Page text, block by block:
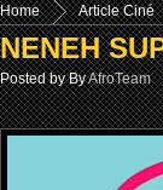
Home Article Ciné
NENEH
Posted by ByAfroTeam